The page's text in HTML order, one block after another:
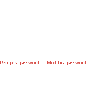
Recupera password Modifica password